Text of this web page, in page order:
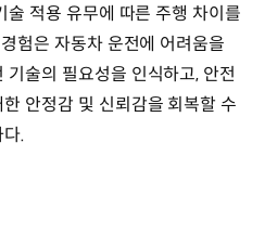
적용 유무에 따른 주행 차이를
험은 자동차 운전에 어려움을
술의 필요성을 인식하고, 안전
안정감 및 신뢰감을 회복할 수
.